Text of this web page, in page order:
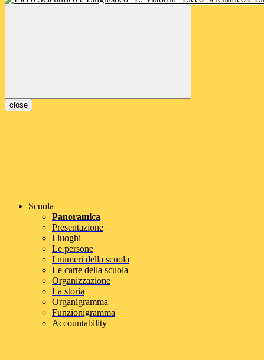
close
Scuola
Panoramica
Presentazione
I luoghi
Le persone
I numeri della scuola
Le carte della scuola
Organizzazione
La storia
Organigramma
Funzionigramma
Accountability